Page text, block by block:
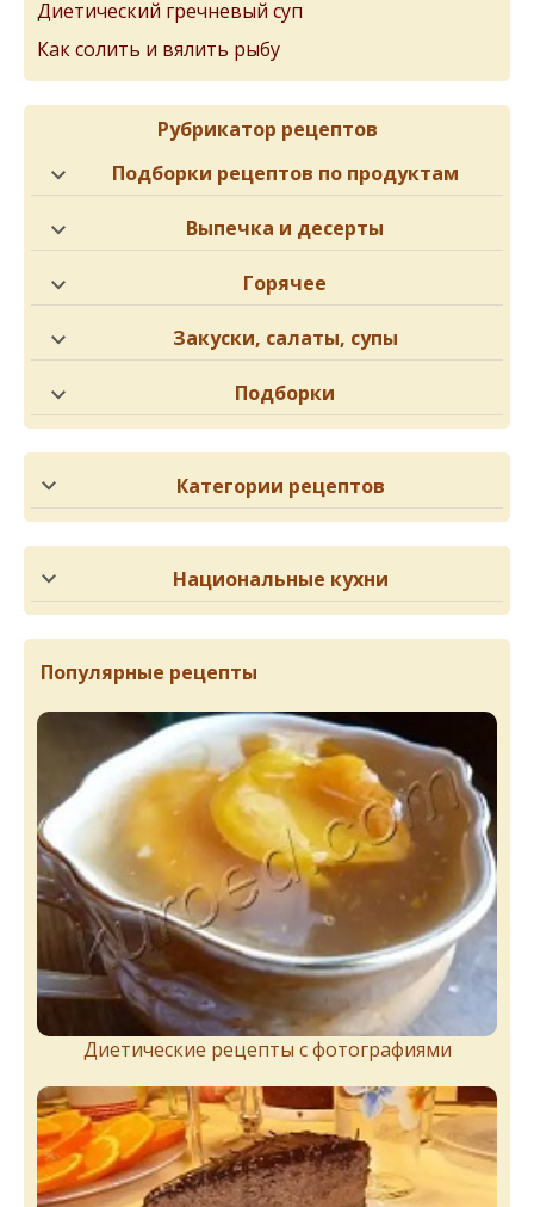
Диетический гречневый суп
Как солить и вялить рыбу
Рубрикатор рецептов
Подборки рецептов по продуктам
Выпечка и десерты
Горячее
Закуски, салаты, супы
Подборки
Категории рецептов
Национальные кухни
Популярные рецепты
Диетические рецепты с фотографиями